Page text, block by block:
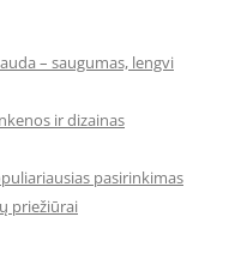
– saugumas, lengvi
ir dizainas
pasirinkimas
priežiūrai